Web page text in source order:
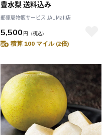
豊水梨 送料込み
郵便局物販サービス JAL Mall店
5,500 円 （税込）
積算 100 マイル (2倍)